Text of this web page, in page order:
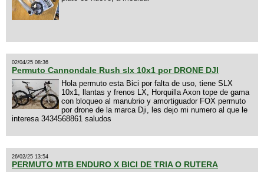
02/04/25 08:36
Permuto Cannondale Rush slx 10x1 por DRONE DJI
Hola permuto esta Bici por falta de uso, tiene SLX
10x1, llantas y frenos LX, Horquilla Axon tope de gama
con bloqueo al manubrio y amortiguador FOX permuto
por drone de la marca Dji, les dejo mi numero al que le
interesa 3434568861 saludos
26/02/25 13:54
PERMUTO MTB ENDURO X BICI DE TRIA O RUTERA